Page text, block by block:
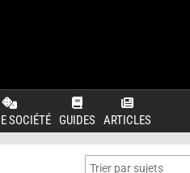
SOCIÉTÉ GUIDES ARTICLES